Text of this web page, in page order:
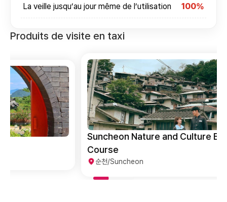
La veille jusqu’au jour même de l’utilisation 100%
Produits de visite en taxi
Suncheon Nature and Culture Bite-sized